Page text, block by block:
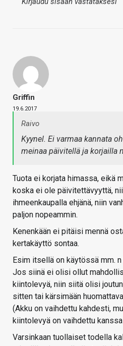
Griffin
19.6.2017
Raivo
Kyynel. Ei varmaa kannata
meinaa päivitellä ja korjailla
Tuota ei korjata himassa, eikä
koska ei ole päivitettävyyttä,
ihmeenkaupalla ehjänä, niin
paljon nopeammin.
Kenenkään ei pitäisi mennä
kertakäyttö sontaa.
Esim itsellä on käytössä mm.
Jos siinä ei olisi ollut
kiintolevyä, niin siitä olisi
sitten tai kärsimään
(Akku on vaihdettu kahdesti,
kiintolevyä on vaihdettu
Varsinkaan tuollaiset todella